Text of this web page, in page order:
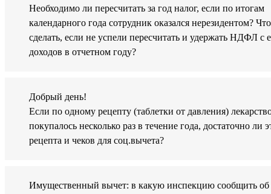
Необходимо ли пересчитать за год налог, если по итогам
календарного года сотрудник оказался нерезидентом? Что
сделать, если не успели пересчитать и удержать НДФЛ с
доходов в отчетном году?
Добрый день!
Если по одному рецепту (таблетки от давления)
покупалось несколько раз в течение года, достаточно ли
рецепта и чеков для соц.вычета?
Имущественный вычет: в какую инспекцию сообщить об